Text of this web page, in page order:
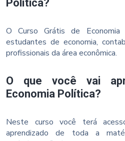
Política?
O Curso Grátis de
estudantes de economia,
profissionais da área econômica.
O que você vai
Economia Política?
Neste curso você terá
aprendizado de toda a